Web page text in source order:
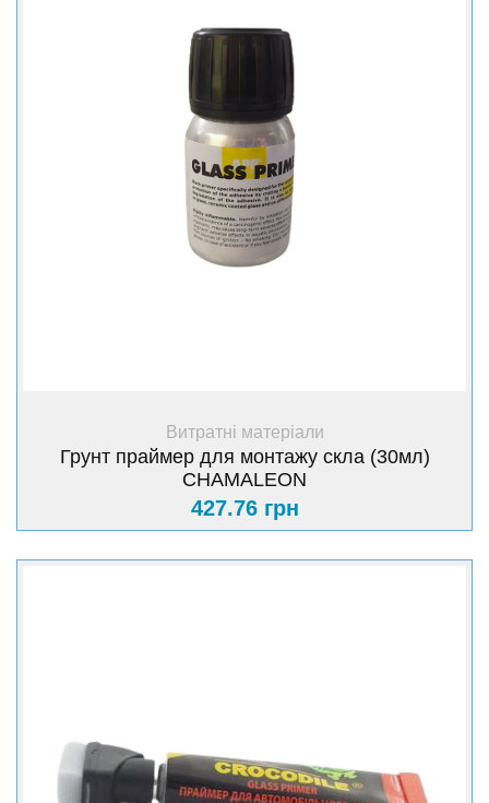
+ Купити
Витратні матеріали
Грунт праймер для монтажу скла (30мл)
CHAMALEON
427.76 грн